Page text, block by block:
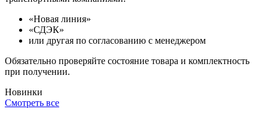
«Новая линия»
«СДЭК»
или другая по согласованию с менеджером
Обязательно проверяйте состояние товара и комплектность
при получении.
Новинки
Смотреть все